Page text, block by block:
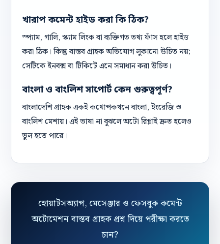
খারাপ কমেন্ট হাইড করা কি ঠিক?
স্প্যাম, গালি, স্ক্যাম লিংক বা ব্যক্তিগত তথ্য ফাঁস হলে হাইড
করা ঠিক। কিন্তু বাস্তব গ্রাহক অভিযোগ লুকানো উচিত নয়;
সেটিকে ইনবক্স বা টিকিটে এনে সমাধান করা উচিত।
বাংলা ও বাংলিশ সাপোর্ট কেন গুরুত্বপূর্ণ?
বাংলাদেশি গ্রাহক একই কথোপকথনে বাংলা, ইংরেজি ও
বাংলিশ মেশায়। এই ভাষা না বুঝলে অটো রিপ্লাই দ্রুত হলেও
ভুল হতে পারে।
হোয়াটসঅ্যাপ, মেসেঞ্জার ও ফেসবুক কমেন্ট
অটোমেশন বাস্তব গ্রাহক প্রশ্ন দিয়ে পরীক্ষা করতে
চান?